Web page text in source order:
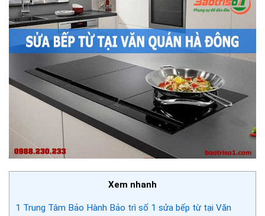
Xem nhanh
1 Trung Tâm Bảo Hành Bảo trì số 1 sửa bếp từ tại Văn